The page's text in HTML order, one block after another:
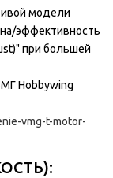
модели
эффективность
при большей
Hobbywing
vmg-t-motor-